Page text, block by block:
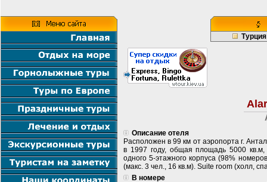
Турция
Описание отеля
Расположен в 99 км от аэропорта г.
в 1997 году, общая площадь 5000
одного 5-этажного корпуса (98%
(макс. 3 чел., 16 кв.м). Suite room (холл,
В номере